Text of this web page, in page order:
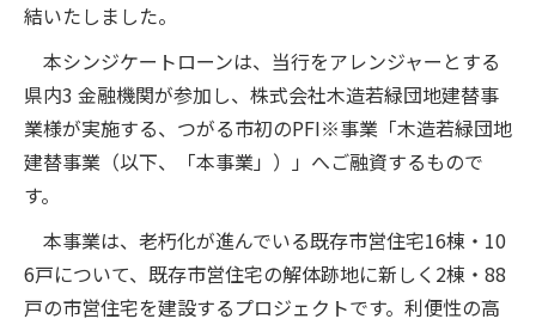
結いたしました。
本シンジケートローンは、当行をアレンジャーとする
県内3 金融機関が参加し、株式会社木造若緑団地建替事
業様が実施する、つがる市初のPFI※事業「木造若緑団地
建替事業（以下、「本事業」）」へご融資するもので
す。
本事業は、老朽化が進んでいる既存市営住宅16棟・10
6戸について、既存市営住宅の解体跡地に新しく2棟・88
戸の市営住宅を建設するプロジェクトです。利便性の高